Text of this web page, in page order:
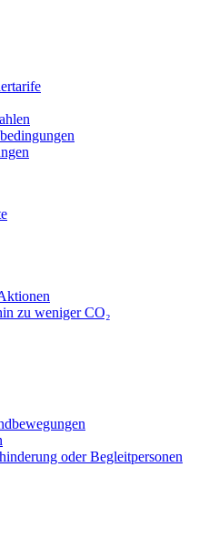
zu weniger CO₂
oder Begleitpersonen